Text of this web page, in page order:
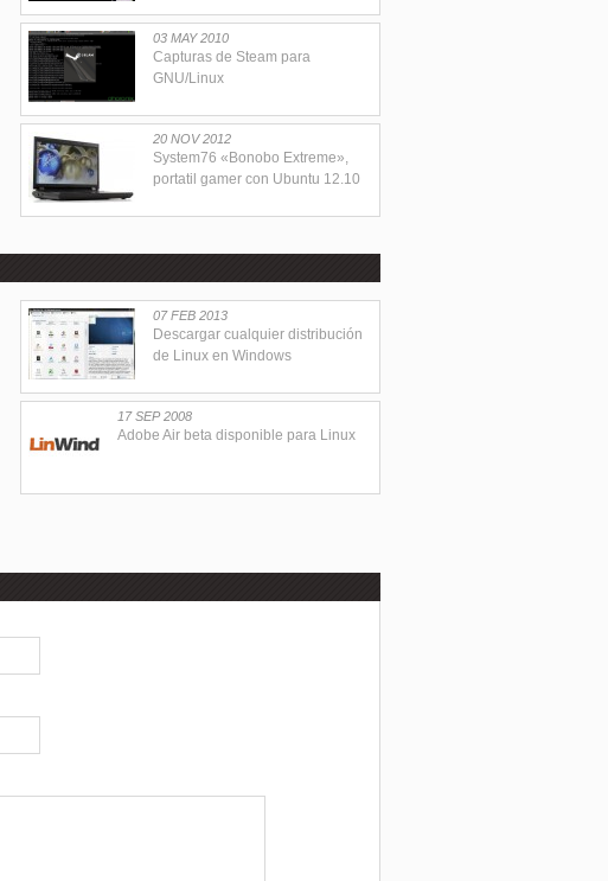
03 MAY 2010
Capturas de Steam para
GNU/Linux
20 NOV 2012
System76 «Bonobo Extreme»,
portatil gamer con Ubuntu 12.10
07 FEB 2013
Descargar cualquier distribución
de Linux en Windows
17 SEP 2008
Adobe Air beta disponible para Linux